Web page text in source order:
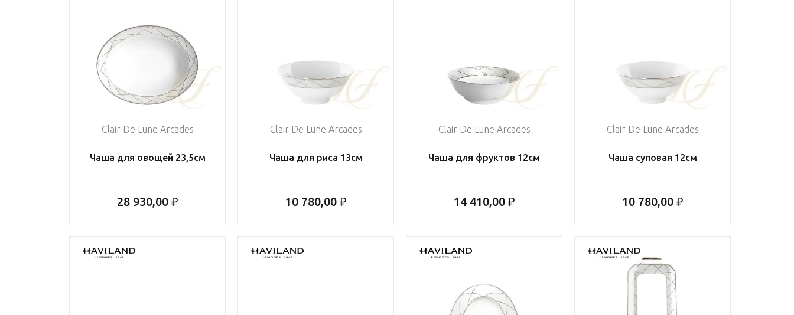
Clair De Lune Arcades
Чаша для овощей 23,5см
28 930,00 ₽
Clair De Lune Arcades
Чаша для риса 13см
10 780,00 ₽
Clair De Lune Arcades
Чаша для фруктов 12см
14 410,00 ₽
Clair De Lune Arcades
Чаша суповая 12см
10 780,00 ₽